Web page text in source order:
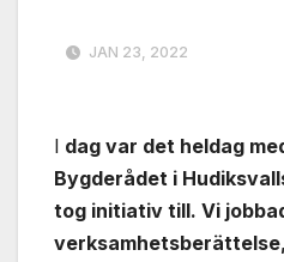
JAN 23, 2022
I dag var det heldag
Bygderådet i
tog initiativ till. Vi